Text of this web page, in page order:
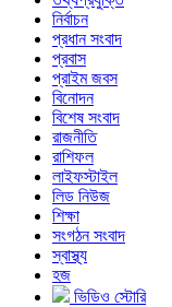
নির্বাচন
প্রধান সংবাদ
প্রবাস
প্রাইম জবস
বিনোদন
বিশেষ সংবাদ
রাজনীতি
রাশিফল
লাইফস্টাইল
লিড নিউজ
শিক্ষা
সংগঠন সংবাদ
স্বাস্থ্য
হজ
ভিডিও স্টোরি